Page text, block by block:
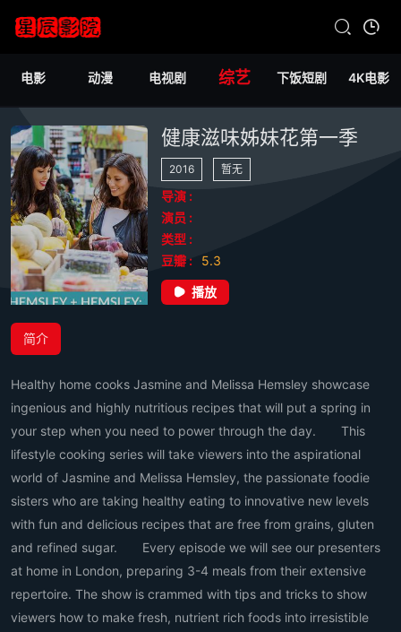
电影 动漫 电视剧 综艺 下饭短剧 4K电影
健康滋味姊妹花第一季
2016 暂无
导演 :
演员 :
类型 :
豆瓣 :
5.3
播放
简介
Healthy home cooks Jasmine and Melissa Hemsley showcase
ingenious and highly nutritious recipes that will put a spring in
your step when you need to power through the day. This
lifestyle cooking series will take viewers into the aspirational
world of Jasmine and Melissa Hemsley, the passionate foodie
sisters who are taking healthy eating to innovative new levels
with fun and delicious recipes that are free from grains, gluten
and refined sugar. Every episode we will see our presenters
at home in London, preparing 3-4 meals from their extensive
repertoire. The show is crammed with tips and tricks to show
viewers how to make fresh, nutrient rich foods into irresistible